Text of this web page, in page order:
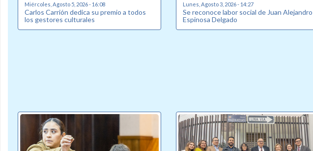
Miércoles, Agosto 5, 2026 - 16:08
Carlos Carrión dedica su premio a todos
los gestores culturales
Lunes, Agosto 3, 2026 - 14:27
Se reconoce labor social de Juan Alejandro
Espinosa Delgado